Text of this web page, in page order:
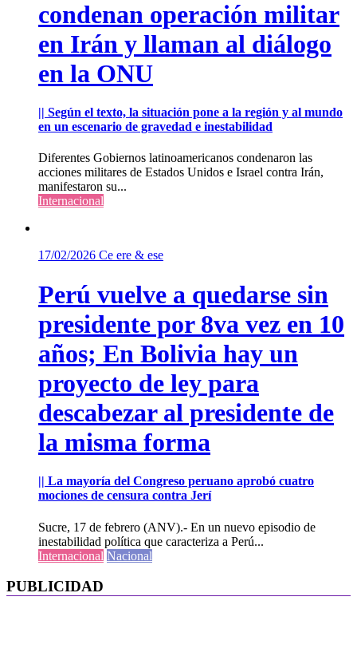
condenan operación militar
en Irán y llaman al diálogo
en la ONU
|| Según el texto, la situación pone a la región y al mundo
en un escenario de gravedad e inestabilidad
Diferentes Gobiernos latinoamericanos condenaron las
acciones militares de Estados Unidos e Israel contra Irán,
manifestaron su...
Internacional
17/02/2026 Ce ere & ese
Perú vuelve a quedarse sin
presidente por 8va vez en 10
años; En Bolivia hay un
proyecto de ley para
descabezar al presidente de
la misma forma
|| La mayoría del Congreso peruano aprobó cuatro
mociones de censura contra Jerí
Sucre, 17 de febrero (ANV).- En un nuevo episodio de
inestabilidad política que caracteriza a Perú...
Internacional Nacional
PUBLICIDAD